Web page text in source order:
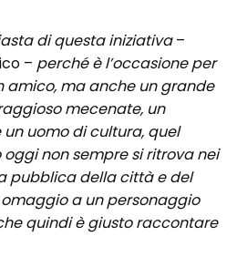
di questa iniziativa–
– perché è l’occasione per
amico, ma anche un grande
mecenate, un
uomo di cultura, quel
non sempre si ritrova nei
pubblica della città e del
omaggio a un personaggio
quindi è giusto raccontare